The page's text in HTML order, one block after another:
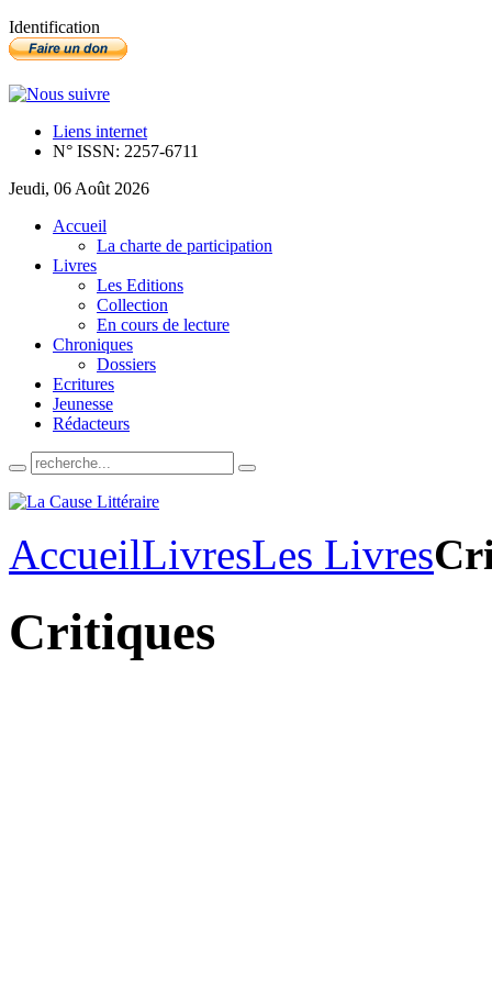
Identification
Liens internet
N° ISSN: 2257-6711
Jeudi, 06 Août 2026
Accueil
La charte de participation
Livres
Les Editions
Collection
En cours de lecture
Chroniques
Dossiers
Ecritures
Jeunesse
Rédacteurs
AccueilLivresLes Livres
Critiques